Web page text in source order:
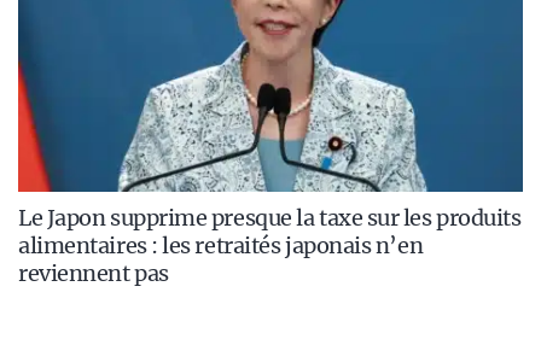
Le Japon supprime presque la taxe sur les produits
alimentaires : les retraités japonais n’en
reviennent pas